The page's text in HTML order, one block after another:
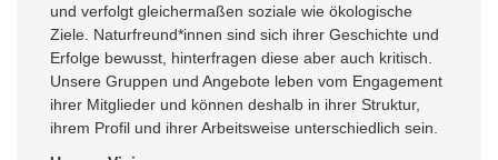
und verfolgt gleichermaßen soziale wie ökologische
Ziele. Naturfreund*innen sind sich ihrer Geschichte und
Erfolge bewusst, hinterfragen diese aber auch kritisch.
Unsere Gruppen und Angebote leben vom Engagement
ihrer Mitglieder und können deshalb in ihrer Struktur,
ihrem Profil und ihrer Arbeitsweise unterschiedlich sein.